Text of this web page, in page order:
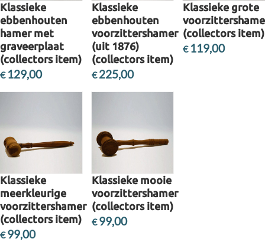
Klassieke
ebbenhouten
hamer met
graveerplaat
(collectors item)
€ 129,00
Klassieke
ebbenhouten
voorzittershamer
(uit 1876)
(collectors item)
€225,00
Klassieke grote
(collectors item)
€ 119,00
Klassieke
meerkleurige
voorzittershamer
(collectors item)
€99,00
Klassieke mooie
voorzittershamer
(collectors item)
€99,00